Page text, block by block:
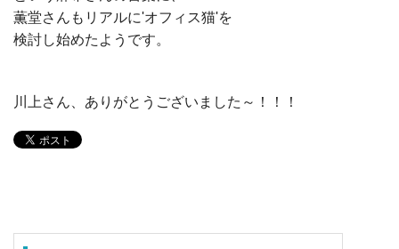
薫堂さんもリアルに'オフィス猫'を
検討し始めたようです。
川上さん、ありがとうございました～！！！